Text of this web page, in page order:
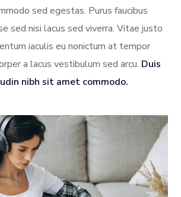
sed egestas. Purus faucibus
sed nisi lacus sed viverra. Vitae justo
iaculis eu nonictum at tempor
a lacus vestibulum sed arcu. Duis
nibh sit amet commodo.